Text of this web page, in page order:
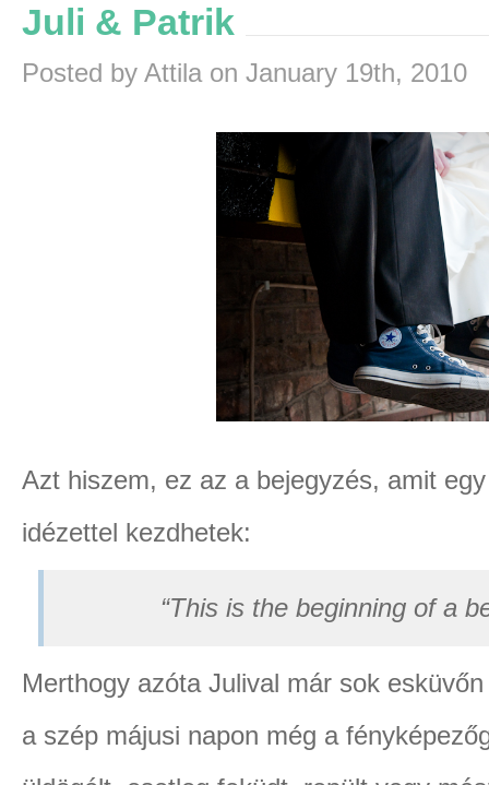
Juli & Patrik
Posted by Attila on January 19th, 2010
Azt hiszem, ez az a bejegyzés, amit
idézettel kezdhetek:
“This is the beginning of a
Merthogy azóta Julival már sok
a szép májusi napon még a